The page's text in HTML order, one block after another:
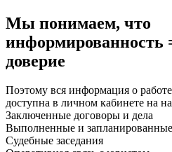
Мы понимаем, что
информированность
доверие
Поэтому вся информация о
доступна в личном кабинете на
Заключенные договоры и дела
Выполненные и запланированные
Судебные заседания